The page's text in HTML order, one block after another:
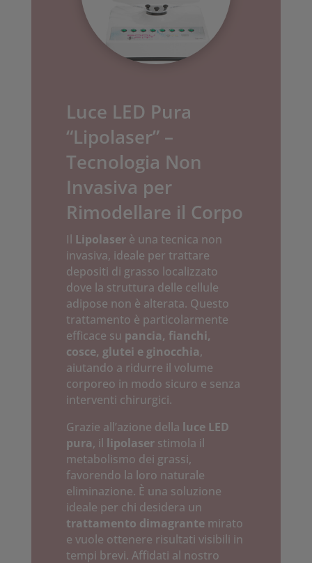
Luce LED Pura
“Lipolaser” –
Tecnologia Non
Invasiva per
Rimodellare il Corpo
Il Lipolaserè una tecnica non
invasiva, ideale per trattare
depositi di grasso localizzato
dove la struttura delle cellule
adipose non è alterata. Questo
trattamento è particolarmente
efficace su pancia, fianchi,
cosce, glutei e ginocchia,
aiutando a ridurre il volume
corporeo in modo sicuro e senza
interventi chirurgici.
Grazie all’azione della luce LED
pura, il lipolaserstimola il
metabolismo dei grassi,
favorendo la loro naturale
eliminazione. È una soluzione
ideale per chi desidera un
trattamento dimagrantemirato
e vuole ottenere risultati visibili in
tempi brevi. Affidati al nostro